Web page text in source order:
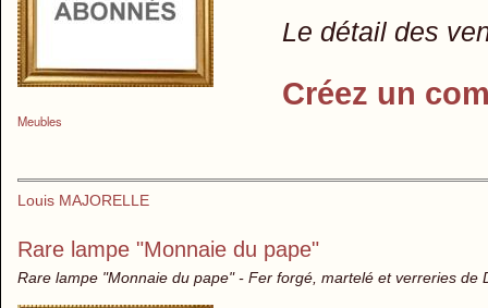
Meubles
Le détail des
Créez un
Louis MAJORELLE
Rare lampe "Monnaie du pape"
Rare lampe "Monnaie du pape" - Fer forgé, martelé et verreries de